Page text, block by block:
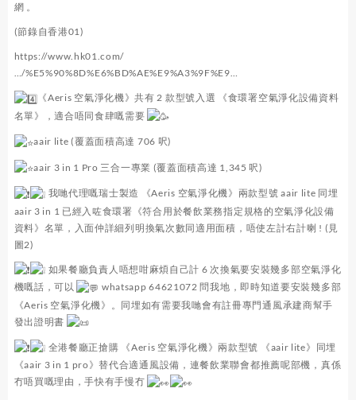
網 。
(節錄自香港01)
https://www.hk01.com/
…/%E5%90%8D%E6%BD%AE%E9%A3%9F%E9…
《Aeris 空氣淨化機》共有 2 款型號入選 《食環署空氣淨化設備資料
名單》，適合唔同食肆嘅需要
aair lite (覆蓋面積高達 706 呎)
aair 3 in 1 Pro 三合一專業 (覆蓋面積高達 1,345 呎)
我哋代理嘅瑞士製造 《Aeris 空氣淨化機》兩款型號 aair lite 同埋
aair 3 in 1 已經入咗食環署《符合用於餐飲業務指定規格的空氣淨化設備
資料》名單，入面仲詳細列明換氣次數同適用面積，唔使左計右計喇 ! (見
圖2)
如果餐廳負責人唔想咁麻煩自己計 6 次換氣要安裝幾多部空氣淨化
機嘅話，可以
whatsapp 64621072 問我地，即時知道要安裝幾多部
《Aeris 空氣淨化機》。同埋如有需要我哋會有註冊專門通風承建商幫手
發出證明書
全港餐廳正搶購 《Aeris 空氣淨化機》兩款型號 《aair lite》同埋
《aair 3 in 1 pro》替代合適通風設備，連餐飲業聯會都推薦呢部機，真係
冇唔買嘅理由，手快有手慢冇